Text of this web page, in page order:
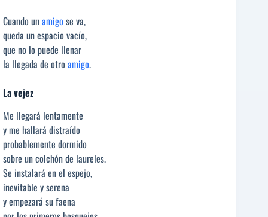
Cuando unamigo se va,
queda un espacio vacío,
que no lo puede llenar
la llegada de otro amigo.
La vejez
Me llegará lentamente
y me hallará distraído
probablemente dormido
sobre un colchón de laureles.
Se instalará en el espejo,
inevitable y serena
y empezará su faena